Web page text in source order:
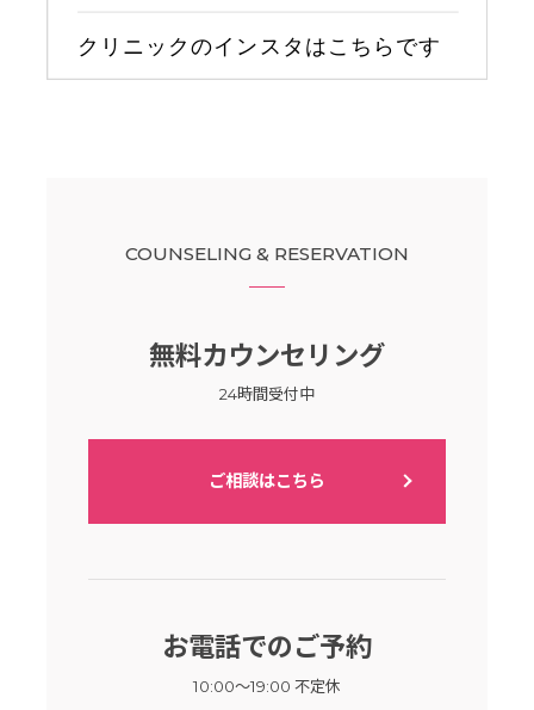
COUNSELING & RESERVATION
無料カウンセリング
24時間受付中
ご相談はこちら
お電話でのご予約
10:00～19:00 不定休